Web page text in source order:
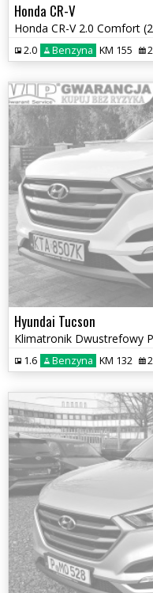
Honda CR-V
Honda CR-V 2.0 Comfort
2.0 Benzyna KM 155
Hyundai Tucson
1.6 Benzyna KM 132